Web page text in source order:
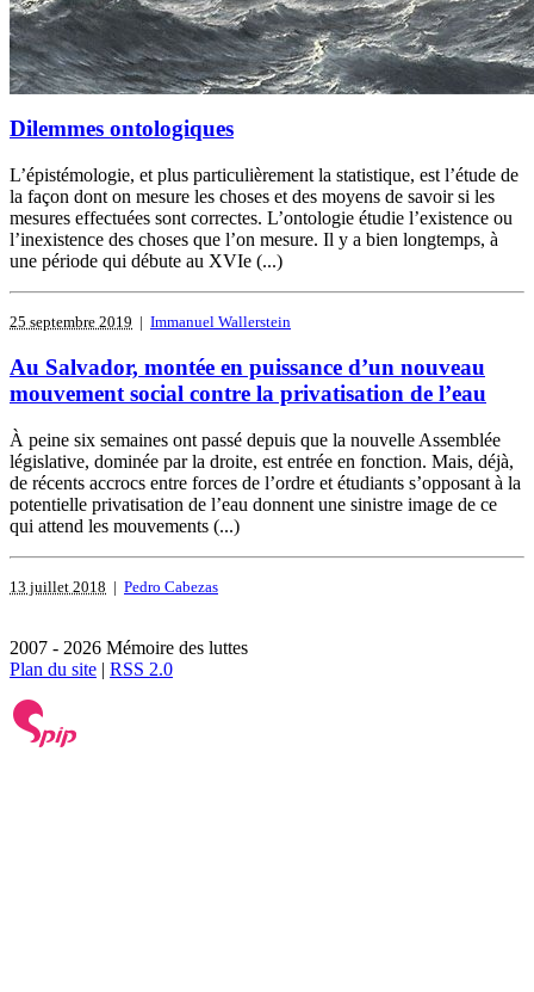
Dilemmes ontologiques
L’épistémologie, et plus particulièrement la statistique, est l’étude de
la façon dont on mesure les choses et des moyens de savoir si les
mesures effectuées sont correctes. L’ontologie étudie l’existence ou
l’inexistence des choses que l’on mesure. Il y a bien longtemps, à
une période qui débute au XVIe (...)
25 septembre 2019 | Immanuel Wallerstein
Au Salvador, montée en puissance d’un nouveau
mouvement social contre la privatisation de l’eau
À peine six semaines ont passé depuis que la nouvelle Assemblée
législative, dominée par la droite, est entrée en fonction. Mais, déjà,
de récents accrocs entre forces de l’ordre et étudiants s’opposant à la
potentielle privatisation de l’eau donnent une sinistre image de ce
qui attend les mouvements (...)
13 juillet 2018 | Pedro Cabezas
2007 - 2026 Mémoire des luttes
Plan du site | RSS 2.0